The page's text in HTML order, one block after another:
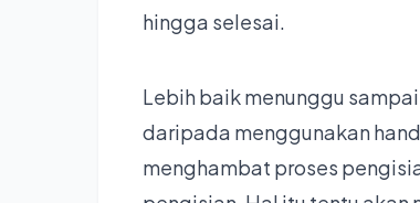
hingga selesai.
Lebih baik menunggu
daripada menggunakan
menghambat proses